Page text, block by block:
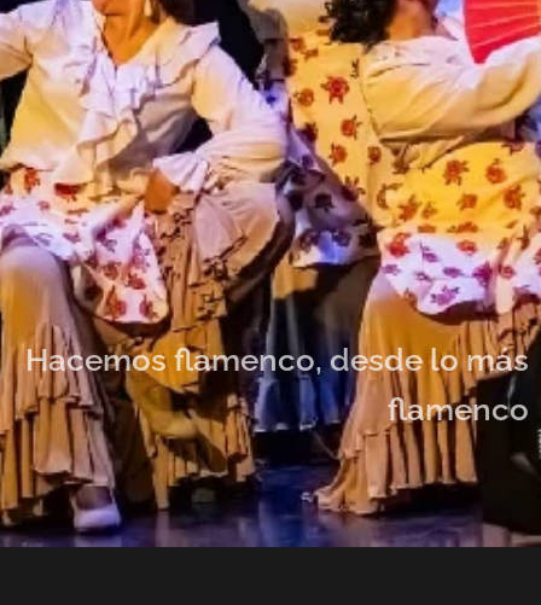
Hacemos flamenco, desde lo más
flamenco